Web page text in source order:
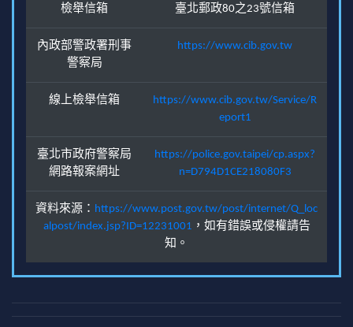
檢舉信箱 臺北郵政80之23號信箱
內政部警政署刑事
警察局
https://www.cib.gov.tw
線上檢舉信箱
https://www.cib.gov.tw/Service/R
eport1
臺北市政府警察局
網路報案網址
https://police.gov.taipei/cp.aspx?
n=D794D1CE218080F3
資料來源： https://www.post.gov.tw/post/internet/Q_loc
alpost/index.jsp?ID=12231001 ，如有錯誤或侵權請告
知。